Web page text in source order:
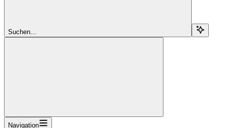
Suchen...
Navigation